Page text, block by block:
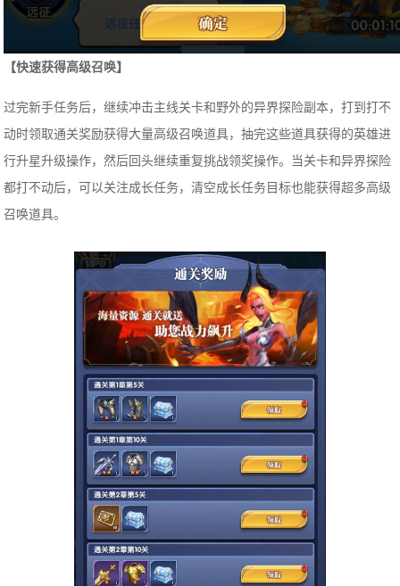
【快速获得高级召唤】
过完新手任务后，继续冲击主线关卡和野外的异界探险副本，打到打不
动时领取通关奖励获得大量高级召唤道具，抽完这些道具获得的英雄进
行升星升级操作，然后回头继续重复挑战领奖操作。当关卡和异界探险
都打不动后，可以关注成长任务，清空成长任务目标也能获得超多高级
召唤道具。